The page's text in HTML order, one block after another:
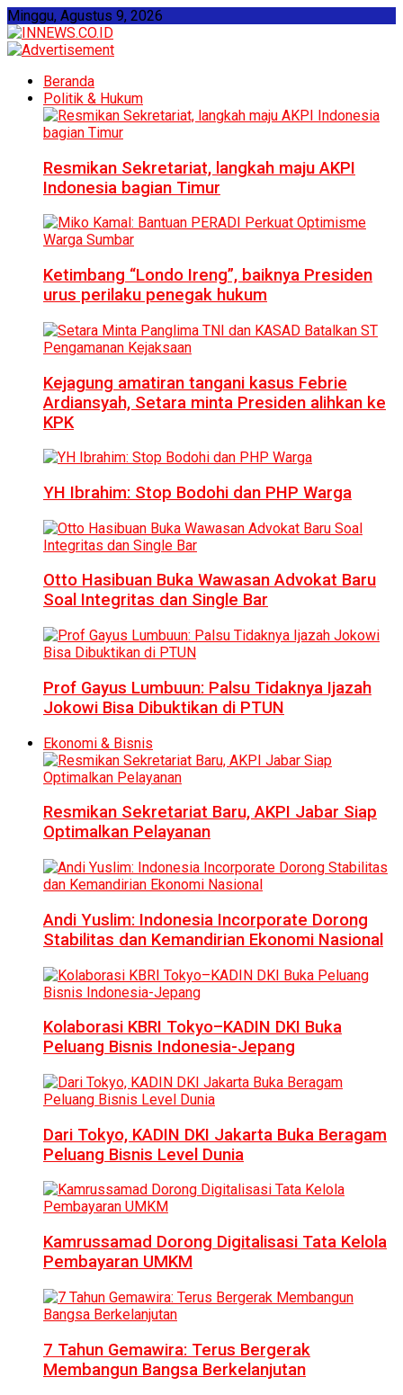
Minggu, Agustus 9, 2026
Beranda
Politik & Hukum
Resmikan Sekretariat, langkah maju AKPI
Indonesia bagian Timur
Ketimbang “Londo Ireng”, baiknya Presiden
urus perilaku penegak hukum
Kejagung amatiran tangani kasus Febrie
Ardiansyah, Setara minta Presiden alihkan ke
KPK
YH Ibrahim: Stop Bodohi dan PHP Warga
Otto Hasibuan Buka Wawasan Advokat Baru
Soal Integritas dan Single Bar
Prof Gayus Lumbuun: Palsu Tidaknya Ijazah
Jokowi Bisa Dibuktikan di PTUN
Ekonomi & Bisnis
Resmikan Sekretariat Baru, AKPI Jabar Siap
Optimalkan Pelayanan
Andi Yuslim: Indonesia Incorporate Dorong
Stabilitas dan Kemandirian Ekonomi Nasional
Kolaborasi KBRI Tokyo–KADIN DKI Buka
Peluang Bisnis Indonesia-Jepang
Dari Tokyo, KADIN DKI Jakarta Buka Beragam
Peluang Bisnis Level Dunia
Kamrussamad Dorong Digitalisasi Tata Kelola
Pembayaran UMKM
7 Tahun Gemawira: Terus Bergerak
Membangun Bangsa Berkelanjutan